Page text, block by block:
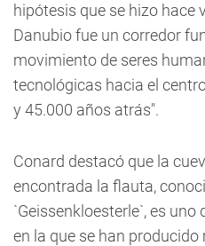
hipótesis que se hizo hace
Danubio fue un corredor
movimiento de seres
tecnológicas hacia el
y 45.000 años atrás".
Conard destacó que la
encontrada la flauta,
`Geissenkloesterle`, es uno
en la que se han